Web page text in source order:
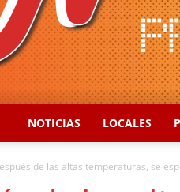
NOTICIAS LOCALES
de las altas temperaturas, se